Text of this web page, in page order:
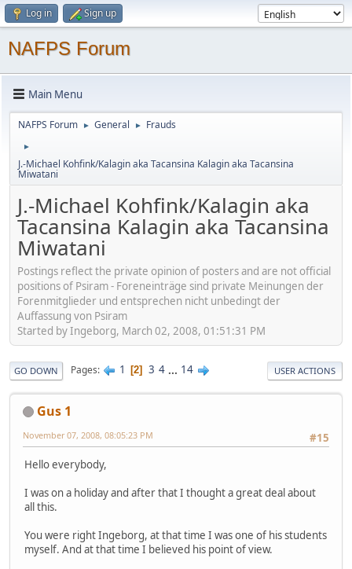
Log in Sign up
NAFPS Forum
Main Menu
NAFPS Forum ► General ► Frauds
►
J.-Michael Kohfink/Kalagin aka Tacansina Kalagin aka Tacansina
Miwatani
J.-Michael Kohfink/Kalagin aka
Tacansina Kalagin aka Tacansina
Miwatani
Postings reflect the private opinion of posters and are not official
positions of Psiram - Foreneinträge sind private Meinungen der
Forenmitglieder und entsprechen nicht unbedingt der
Auffassung von Psiram
Started by Ingeborg, March 02, 2008, 01:51:31 PM
GO DOWN Pages 1 2 3 4 ... 14 USER ACTIONS
Gus 1
#15
November 07, 2008, 08:05:23 PM
Hello everybody,
I was on a holiday and after that I thought a great deal about
all this.
You were right Ingeborg, at that time I was one of his students
myself. And at that time I believed his point of view.